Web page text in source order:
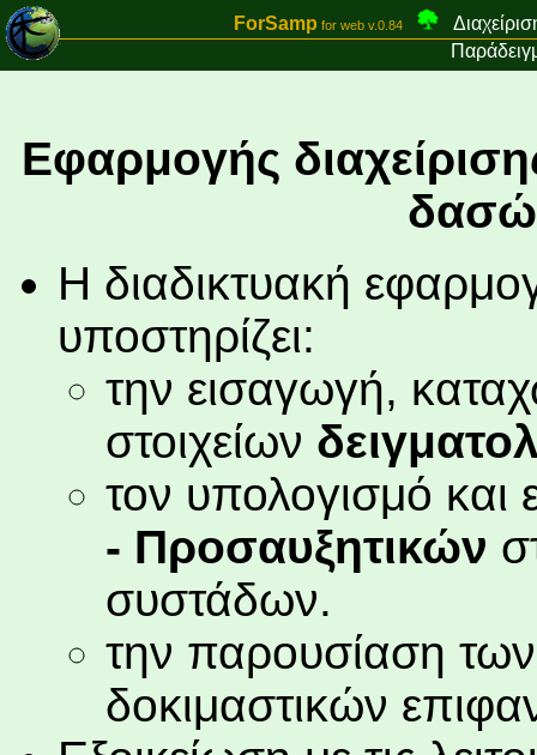
ForSamp for web v.0.84
Εφαρμογής
Η διαδικτυακή
υποστηρίζει:
την εισαγωγή,
στοιχείων
τον υπολογισμό
- Προσαυξητικών
συστάδων.
την παρουσίαση
δοκιμαστικών